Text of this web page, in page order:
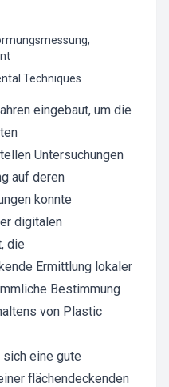
Techniques
eingebaut, um die
Untersuchungen
auf deren
konnte
digitalen
die
Ermittlung lokaler
Bestimmung
von Plastic
eine gute
flächendeckenden